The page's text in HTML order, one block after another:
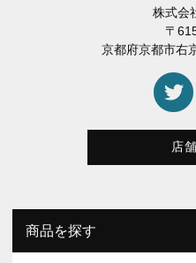
株式会
〒
京都府京都市右
店
商品を探す